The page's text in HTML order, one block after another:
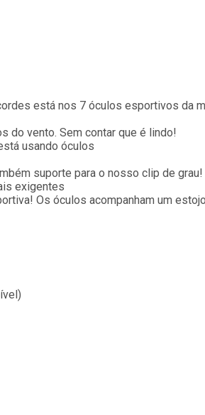
está nos 7 óculos esportivos da
do vento. Sem contar que é lindo!
usando óculos
suporte para o nosso clip de grau!
exigentes
Os óculos acompanham um